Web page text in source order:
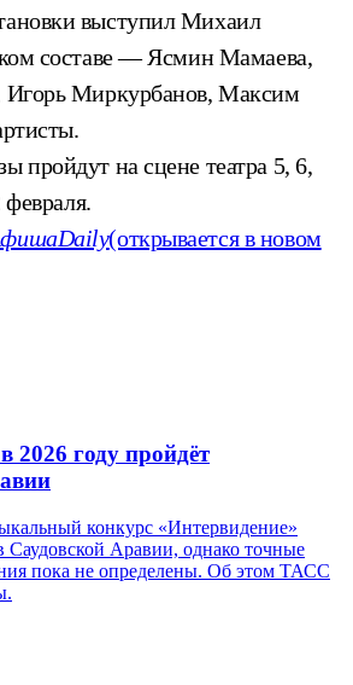
выступил Михаил
составе — Ясмин Мамаева,
Игорь Миркурбанов, Максим
пройдут на сцене театра 5, 6,
февраля.
(открывается в новом
2026 году пройдёт
конкурс «Интервидение»
Саудовской Аравии, однако точные
пока не определены. Об этом ТАСС